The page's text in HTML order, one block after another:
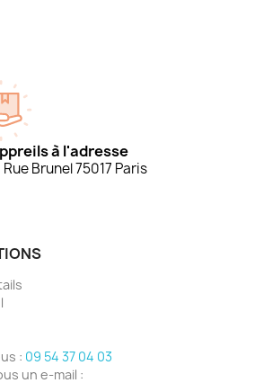
à l'adresse
Brunel 75017 Paris
: 09 54 37 04 03
un e-mail :